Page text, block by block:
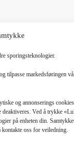
sporingsteknologier.
tilpasse markedsføringen
og annonserings
deaktiveres. Ved å trykke
på enheten din.
oss for veiledning.